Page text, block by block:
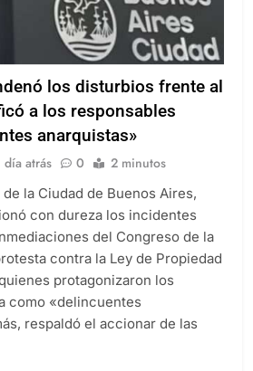
los disturbios frente al
a los responsables
anarquistas»
día atrás 0 2 minutos
la Ciudad de Buenos Aires,
con dureza los incidentes
del Congreso de la
contra la Ley de Propiedad
protagonizaron los
como «delincuentes
respaldó el accionar de las